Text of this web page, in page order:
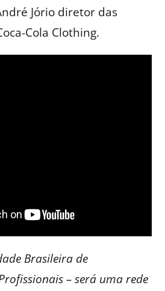
Jório diretor das
Cola Clothing.
Brasileira de
– será uma rede